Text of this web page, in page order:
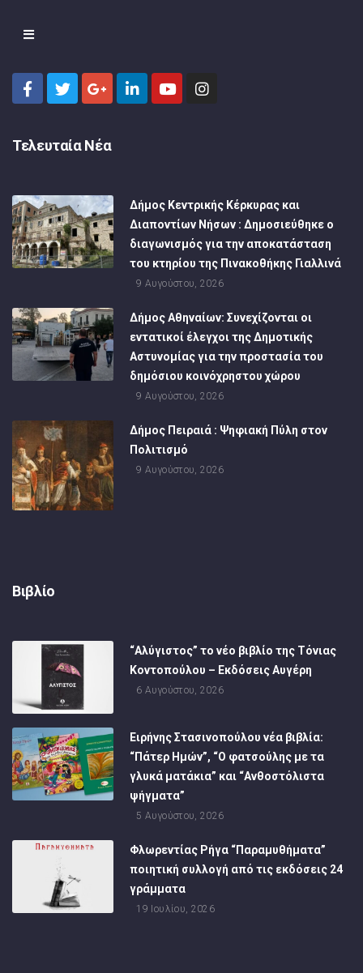
Τελευταία Νέα
Δήμος Κεντρικής Κέρκυρας και
Διαποντίων Νήσων : Δημοσιεύθηκε ο
διαγωνισμός για την αποκατάσταση
του κτηρίου της Πινακοθήκης Γιαλλινά
9 Αυγούστου, 2026
Δήμος Αθηναίων: Συνεχίζονται οι
εντατικοί έλεγχοι της Δημοτικής
Αστυνομίας για την προστασία του
δημόσιου κοινόχρηστου χώρου
9 Αυγούστου, 2026
Δήμος Πειραιά : Ψηφιακή Πύλη στον
Πολιτισμό
9 Αυγούστου, 2026
Βιβλίο
“Αλύγιστος” το νέο βιβλίο της Τόνιας
Κοντοπούλου – Εκδόσεις Αυγέρη
6 Αυγούστου, 2026
Ειρήνης Στασινοπούλου νέα βιβλία:
“Πάτερ Ημών”, “Ο φατσούλης με τα
γλυκά ματάκια” και “Ανθοστόλιστα
ψήγματα”
5 Αυγούστου, 2026
Φλωρεντίας Ρήγα “Παραμυθήματα”
ποιητική συλλογή από τις εκδόσεις 24
γράμματα
19 Ιουλίου, 2026